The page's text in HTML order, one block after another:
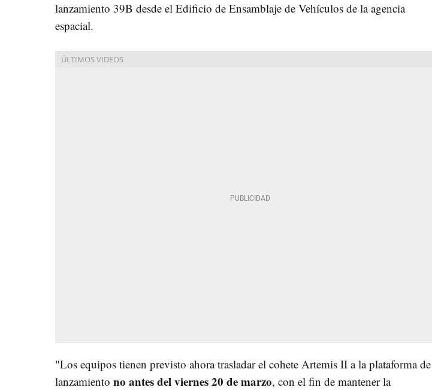
lanzamiento 39B desde el Edificio de Ensamblaje de Vehículos de la agencia
espacial.
"Los equipos tienen previsto ahora trasladar el cohete Artemis II a la plataforma de
lanzamiento no antes del viernes 20 de marzo, con el fin de mantener la